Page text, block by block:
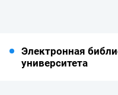
Электронная
университета